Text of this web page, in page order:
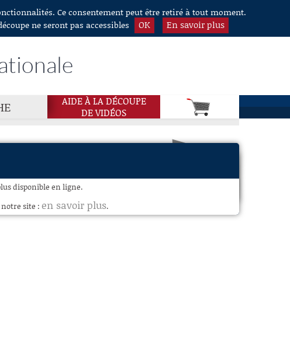
Ce consentement peut être retiré à tout moment.
ne seront pas accessibles
OK En savoir plus
AIDE À LA DÉCOUPE
DE VIDÉOS
disponible en ligne.
site : en savoir plus.